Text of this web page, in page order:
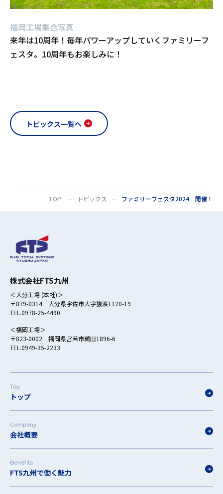
福岡工場集合写真
来年は10周年！毎年パワーアップしていくファミリーフ
ェスタ。10周年もお楽しみに！
トピックス一覧へ
TOP トピックス ファミリーフェスタ2024 開催！
Top
トップ
Company
会社概要
Benefits
FTS九州で働く魅力
株式会社FTS九州
＜大分工場 (本社)＞
〒879-0314 大分県宇佐市大字猿渡1120-19
TEL.0978-25-4490
＜福岡工場＞
〒823-0002 福岡県宮若市鶴田1896-6
TEL.0949-35-2233